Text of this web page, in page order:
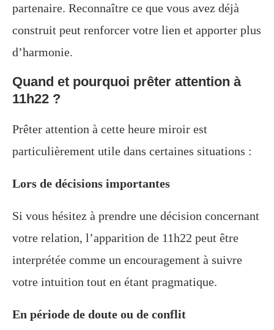
partenaire. Reconnaître ce que vous avez déjà
construit peut renforcer votre lien et apporter plus
d’harmonie.
Quand et pourquoi prêter attention à
11h22 ?
Prêter attention à cette heure miroir est
particulièrement utile dans certaines situations :
Lors de décisions importantes
Si vous hésitez à prendre une décision concernant
votre relation, l’apparition de 11h22 peut être
interprétée comme un encouragement à suivre
votre intuition tout en étant pragmatique.
En période de doute ou de conflit